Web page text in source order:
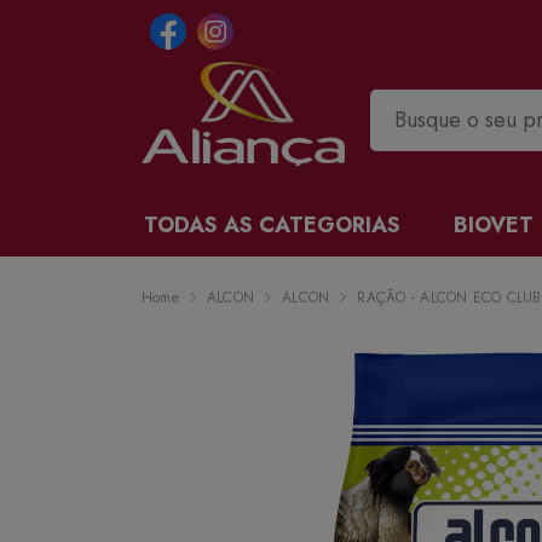
TODAS AS CATEGORIAS BIOVET
Home ALCON ALCON RAÇÃO - ALCON ECO